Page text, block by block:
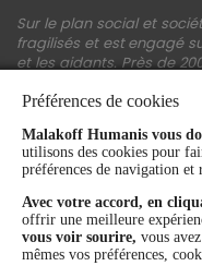
Sur le plan social et
fragilisés et est engagé
et les aidants. Près de
financière et la
notation A+ attribuée
Fitch Ratings. Sur les
figure parmi les 2% des
en matière de critères
2026). Enfin, Malakoff
par le Top Employers
Préférences de cookies
Malakoff Humanis vous
utilisons des cookies pour
préférences de navigation et
Avec votre accord, en
offrir une meilleure
vous voir sourire, vous
mêmes vos préférences,